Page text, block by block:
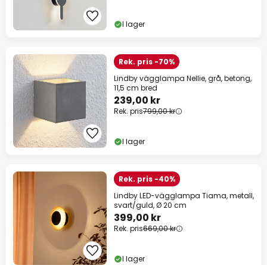
I lager
Rek. pris -70%
Lindby vägglampa Nellie, grå, betong,
11,5 cm bred
239,00 kr
Rek. pris799,00 kr
I lager
Rek. pris -40%
Lindby LED-vägglampa Tiama, metall,
svart/guld, Ø 20 cm
399,00 kr
Rek. pris669,00 kr
I lager